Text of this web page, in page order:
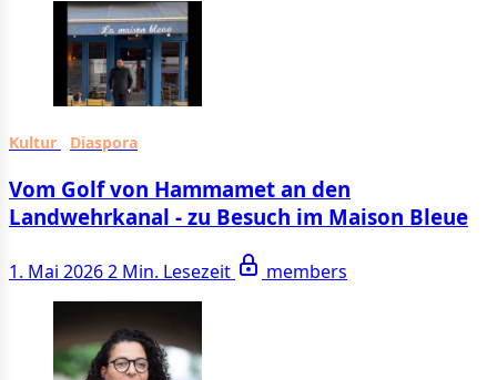
Kultur Diaspora
Vom Golf von Hammamet an den
Landwehrkanal - zu Besuch im Maison Bleue
1. Mai 20262 Min. Lesezeit members